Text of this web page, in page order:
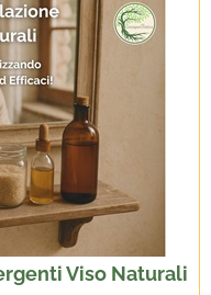
Viso Naturali